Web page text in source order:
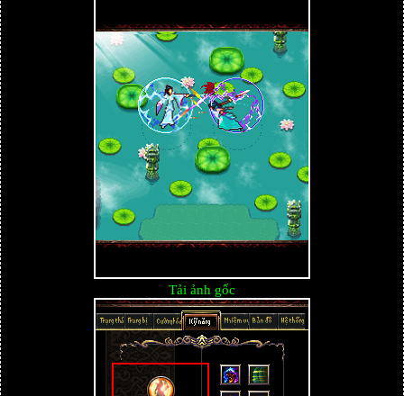
Tải ảnh gốc